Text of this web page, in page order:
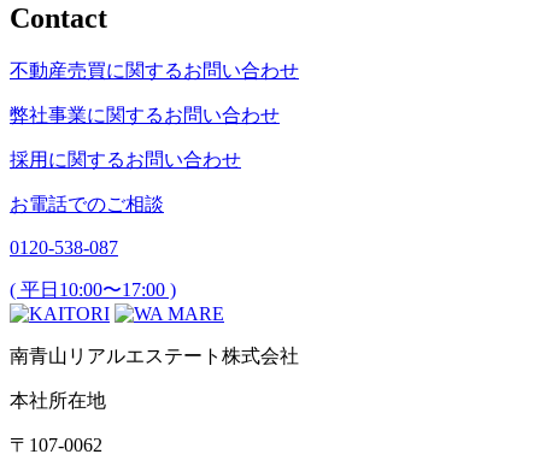
Contact
不動産売買に関するお問い合わせ
弊社事業に関するお問い合わせ
採用に関するお問い合わせ
お電話でのご相談
0120-538-087
( 平日10:00〜17:00 )
南青山リアルエステート株式会社
本社所在地
〒107-0062